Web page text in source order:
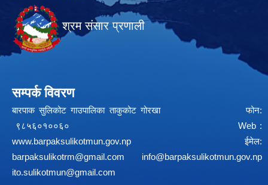
श्रम संसार प्रणाली
सम्पर्क विवरण
बारपाक सुलिकोट गाउपालिका ताकुकोट गोरखा फोन:
९८५६०१००६० Web :
www.barpaksulikotmun.gov.np
ईमेल:
barpaksulikotrm@gmail.com
info@barpaksulikotmun.gov.np
ito.sulikotmun@gmail.com